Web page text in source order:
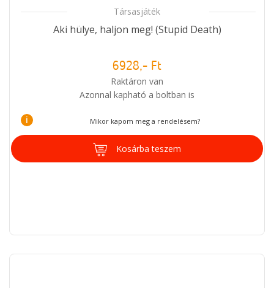
Társasjáték
Aki hülye, haljon meg! (Stupid Death)
6928,- Ft
Raktáron van
Azonnal kapható a boltban is
i Mikor kapom meg a rendelésem?
Kosárba teszem